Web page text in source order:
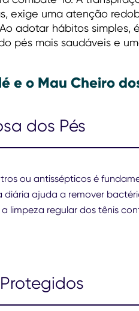
exige uma atenção
adotar hábitos simples, é
pés mais saudáveis e
e o Mau Cheiro
dos Pés
ou antissépticos é
diária ajuda a remover
limpeza regular dos tênis